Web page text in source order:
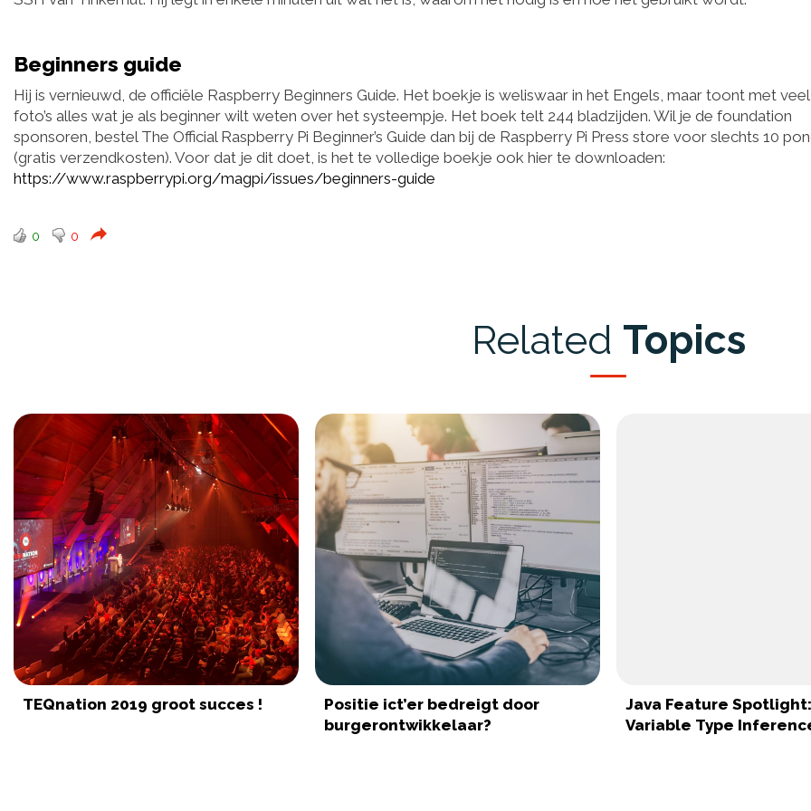
Beginners guide
Hij is vernieuwd, de officiële Raspberry Beginners Guide. Het boekje is weliswaar in het Engels, maar toont met veel
foto’s alles wat je als beginner wilt weten over het systeempje. Het boek telt 244 bladzijden. Wil je de foundation
sponsoren, bestel The Official Raspberry Pi Beginner’s Guide dan bij de Raspberry Pi Press store voor slechts 10
(gratis verzendkosten). Voor dat je dit doet, is het te volledige boekje ook hier te downloaden:
https://www.raspberrypi.org/magpi/issues/beginners-guide
0 0
Related Topics
TEQnation 2019 groot succes !
Positie ict’er bedreigt door
burgerontwikkelaar?
Java Feature
Variable Type